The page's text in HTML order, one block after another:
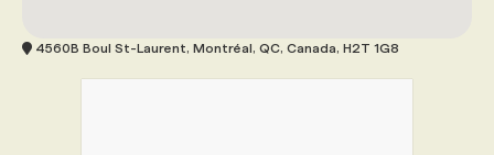
4560B Boul St-Laurent, Montréal, QC, Canada, H2T 1G8